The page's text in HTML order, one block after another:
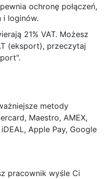
ochronę połączeń,
i loginów.
21% VAT. Możesz
(eksport), przeczytaj
metody
Maestro, AMEX,
Apple Pay, Google
pracownik wyśle Ci